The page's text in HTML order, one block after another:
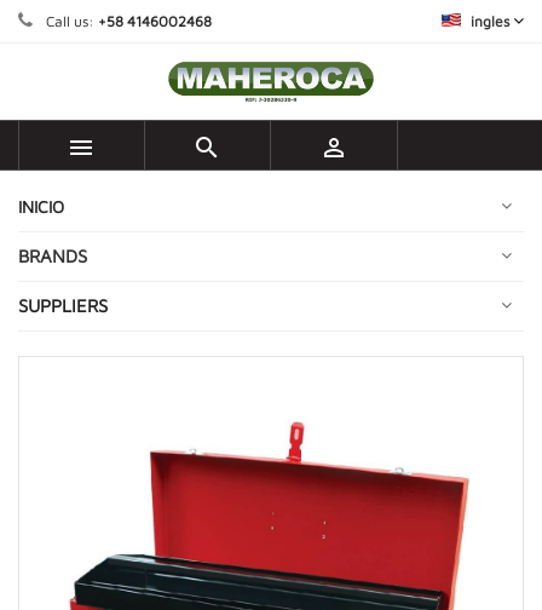
Call us: +58 4146002468 ingles
  
INICIO
BRANDS
SUPPLIERS